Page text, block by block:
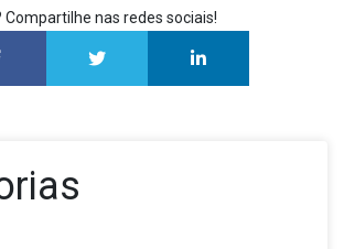
Compartilhe nas redes sociais!